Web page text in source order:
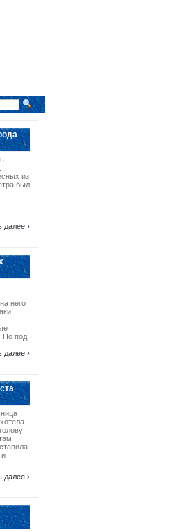
из
был
далее ›
него
Но под
далее ›
и
далее ›